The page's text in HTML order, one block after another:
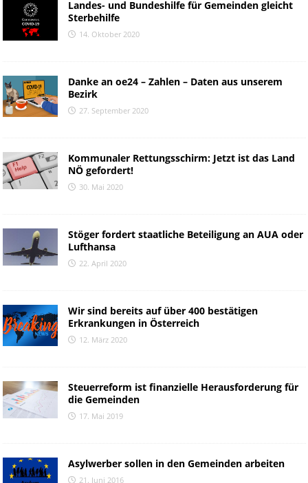
Landes- und Bundeshilfe für Gemeinden gleicht
Sterbehilfe
14. Oktober 2020
Danke an oe24 – Zahlen – Daten aus unserem
Bezirk
27. September 2020
Kommunaler Rettungsschirm: Jetzt ist das Land
NÖ gefordert!
30. Mai 2020
Stöger fordert staatliche Beteiligung an AUA oder
Lufthansa
22. April 2020
Wir sind bereits auf über 400 bestätigen
Erkrankungen in Österreich
12. März 2020
Steuerreform ist finanzielle Herausforderung für
die Gemeinden
17. Mai 2019
Asylwerber sollen in den Gemeinden arbeiten
21. Juni 2016